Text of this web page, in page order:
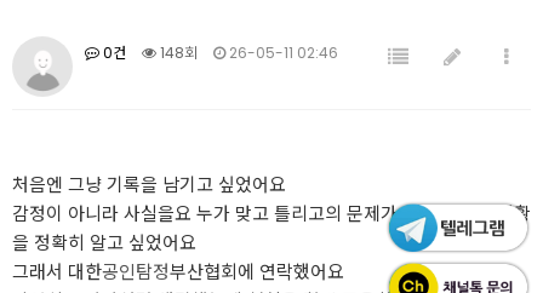
0건 148회 26-05-11 02:46
처음엔 그냥 기록을 남기고 싶었어요
감정이 아니라 사실을요 누가 맞고 틀리고의 문제가 아니라 지금 상황
을 정확히 알고 싶었어요
그래서 대한공인탐정부산협회에 연락했어요